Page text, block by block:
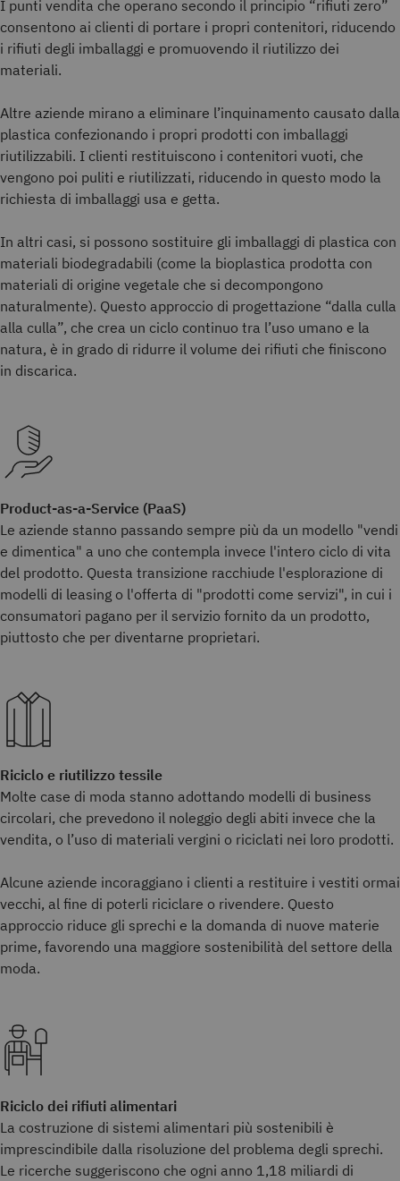
I punti vendita che operano secondo il principio “rifiuti zero”
consentono ai clienti di portare i propri contenitori, riducendo
i rifiuti degli imballaggi e promuovendo il riutilizzo dei
materiali.
Altre aziende mirano a eliminare l’inquinamento causato dalla
plastica confezionando i propri prodotti con imballaggi
riutilizzabili. I clienti restituiscono i contenitori vuoti, che
vengono poi puliti e riutilizzati, riducendo in questo modo la
richiesta di imballaggi usa e getta.
In altri casi, si possono sostituire gli imballaggi di plastica con
materiali biodegradabili (come la bioplastica prodotta con
materiali di origine vegetale che si decompongono
naturalmente). Questo approccio di progettazione “dalla culla
alla culla”, che crea un ciclo continuo tra l’uso umano e la
natura, è in grado di ridurre il volume dei rifiuti che finiscono
in discarica.
Product-as-a-Service (PaaS)
Le aziende stanno passando sempre più da un modello "vendi
e dimentica" a uno che contempla invece l'intero ciclo di vita
del prodotto. Questa transizione racchiude l'esplorazione di
modelli di leasing o l'offerta di "prodotti come servizi", in cui i
consumatori pagano per il servizio fornito da un prodotto,
piuttosto che per diventarne proprietari.
Riciclo e riutilizzo tessile
Molte case di moda stanno adottando modelli di business
circolari, che prevedono il noleggio degli abiti invece che la
vendita, o l’uso di materiali vergini o riciclati nei loro prodotti.
Alcune aziende incoraggiano i clienti a restituire i vestiti ormai
vecchi, al fine di poterli riciclare o rivendere. Questo
approccio riduce gli sprechi e la domanda di nuove materie
prime, favorendo una maggiore sostenibilità del settore della
moda.
Riciclo dei rifiuti alimentari
La costruzione di sistemi alimentari più sostenibili è
imprescindibile dalla risoluzione del problema degli sprechi.
Le ricerche suggeriscono che ogni anno 1,18 miliardi di